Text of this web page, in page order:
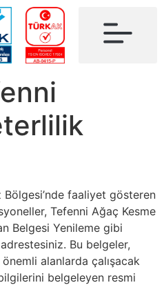
faaliyet gösteren
Tefenni Ağaç Kesme
Belgesi Yenileme gibi
Bu belgeler,
alanlarda çalışacak
belgeleyen resmi